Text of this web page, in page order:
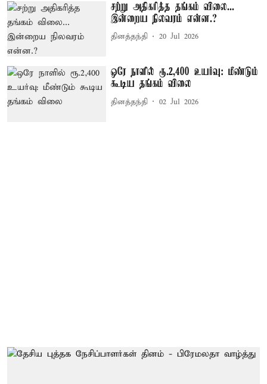
சற்று அதிகரித்த தங்கம் விலை...
இன்றைய நிலவரம் என்ன.?
தினத்தந்தி 20 Jul 2026
ஒரே நாளில் ரூ.2,400 உயர்வு: மீண்டும்
கூடிய தங்கம் விலை
தினத்தந்தி 02 Jul 2026